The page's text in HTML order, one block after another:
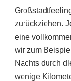
zurückziehen.
eine
wir zum
Nachts durch
wenige